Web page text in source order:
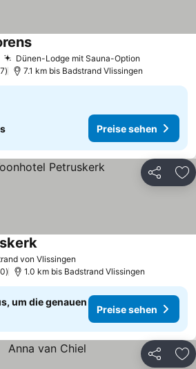
Dünen-Lodge mit Sauna-Option
7.1 km bis Badstrand Vlissingen
Preise sehen
Teilen
von Vlissingen
1.0 km bis Badstrand Vlissingen
um die genauen
Preise sehen
Teilen